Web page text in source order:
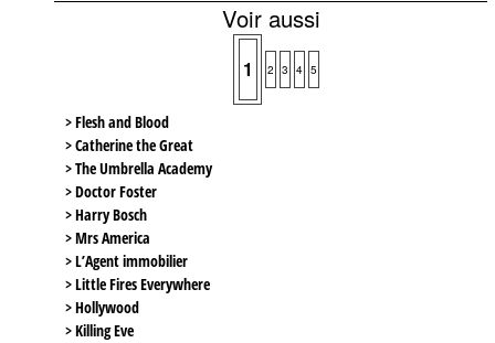
Voir aussi
1 2 3 4 5
> Flesh and Blood
> Catherine the Great
> The Umbrella Academy
> Doctor Foster
> Harry Bosch
> Mrs America
> L’Agent immobilier
> Little Fires Everywhere
> Hollywood
> Killing Eve